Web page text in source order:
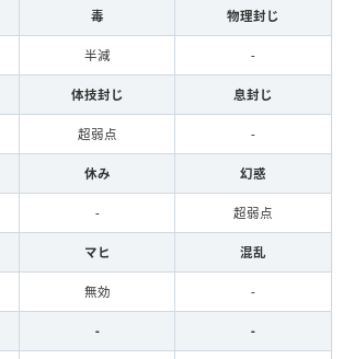
毒 物理封じ
半減 -
体技封じ 息封じ
超弱点 -
休み 幻惑
- 超弱点
マヒ 混乱
無効 -
- -